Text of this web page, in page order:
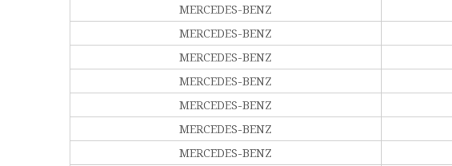
MERCEDES-BENZ
MERCEDES-BENZ
MERCEDES-BENZ
MERCEDES-BENZ
MERCEDES-BENZ
MERCEDES-BENZ
MERCEDES-BENZ